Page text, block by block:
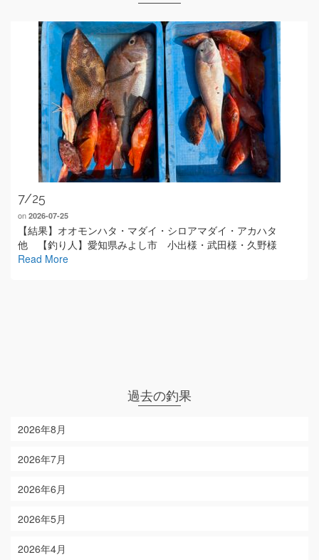
7/25
on 2026-07-25
【結果】オオモンハタ・マダイ・シロアマダイ・アカハタ
他 【釣り人】愛知県みよし市 小出様・武田様・久野様
Read More
過去の釣果
2026年8月
2026年7月
2026年6月
2026年5月
2026年4月